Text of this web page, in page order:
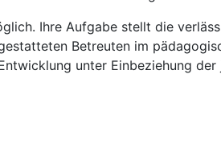
Ihre Aufgabe stellt die
Betreuten im
unter Einbeziehung der